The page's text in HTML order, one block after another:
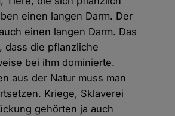
einen langen Darm. Der
einen langen Darm. Das
dass die pflanzliche
bei ihm dominierte.
aus der Natur muss man
Kriege, Sklaverei
gehörten ja auch